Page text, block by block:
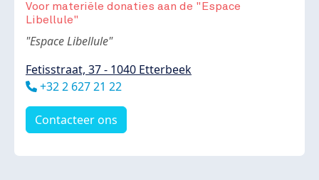
Voor materiële donaties aan de "Espace
Libellule"
Body
"Espace Libellule"
Fetisstraat, 37 - 1040 Etterbeek
Téléphone
+32 2 627 21 22
Contacteer ons